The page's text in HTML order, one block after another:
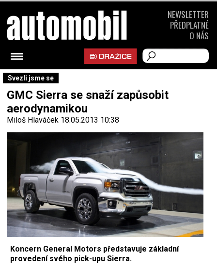
Svezli jsme se
GMC Sierra se snaží zapůsobit
aerodynamikou
Miloš Hlaváček 18.05.2013 10:38
Koncern General Motors představuje základní
provedení svého pick-upu Sierra.
NEWSLETTER
PŘEDPLATNÉ
O NÁS